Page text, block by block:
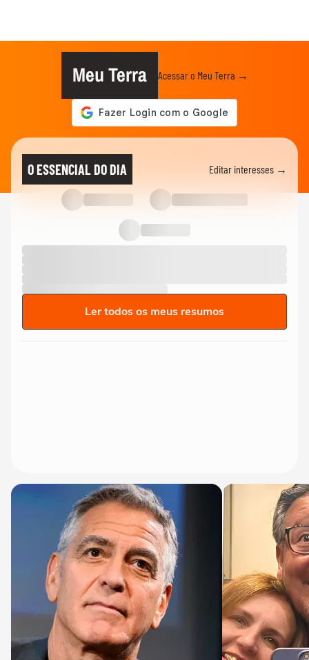
Meu Terra Acessar o Meu Terra →
O ESSENCIAL DO DIA Editar interesses →
Ler todos os meus resumos